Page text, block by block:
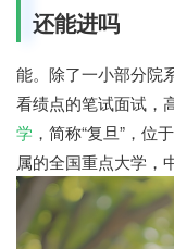
还能进吗
能。除了一小部分院
看绩点的笔试面试，
学 ，简称“复旦”，位
属的全国重点大学，